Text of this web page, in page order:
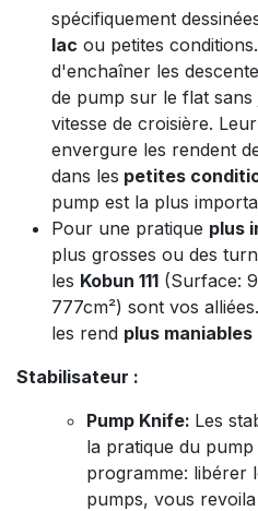
spécifiquement
lac ou petites
d'enchaîner les
de pump sur le flat
vitesse de croisière.
envergure les rendent
dans les petites
pump est la plus
Pour une pratique plus
plus grosses ou des
les Kobun 111 (Surface:
777cm²) sont vos
les rend plus
Stabilisateur :
Pump Knife: Les
la pratique du pump
programme: libérer
pumps, vous